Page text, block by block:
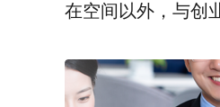
在空间以外，与创